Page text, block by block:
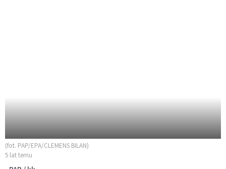
(fot. PAP/EPA/CLEMENS BILAN)
5 lat temu